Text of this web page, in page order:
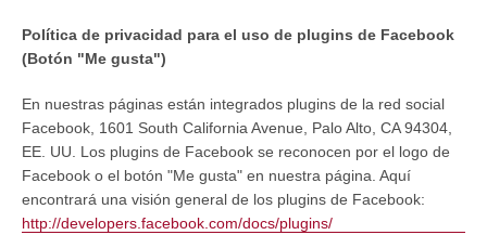
Política de privacidad para el uso de plugins de Facebook
(Botón "Me gusta")
En nuestras páginas están integrados plugins de la red social
Facebook, 1601 South California Avenue, Palo Alto, CA 94304,
EE. UU. Los plugins de Facebook se reconocen por el logo de
Facebook o el botón "Me gusta" en nuestra página. Aquí
encontrará una visión general de los plugins de Facebook:
http://developers.facebook.com/docs/plugins/